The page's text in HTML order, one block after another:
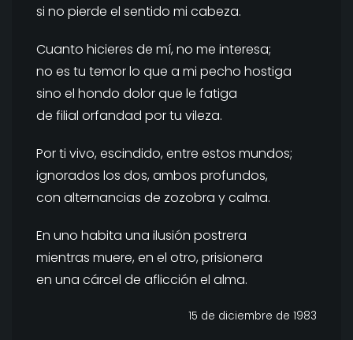
si no pierde el sentido mi cabeza.
Cuanto hicieres de mí, no me interesa;
no es tu temor lo que a mi pecho hostiga
sino el hondo dolor que le fatiga
de filial orfandad por tu vileza.
Por ti vivo, escindido, entre estos mundos;
ignorados los dos, ambos profundos,
con alternancias de zozobra y calma.
En uno habita una ilusión postrera
mientras muere, en el otro, prisionera
en una cárcel de aflicción el alma.
15 de diciembre de 1983